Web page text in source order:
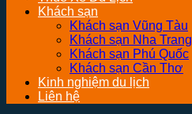
Khách sạn
Khách sạn Vũng Tàu
Khách sạn Nha Trang
Khách sạn Phú Quốc
Khách sạn Cần Thơ
Kinh nghiệm du lịch
Liên hệ